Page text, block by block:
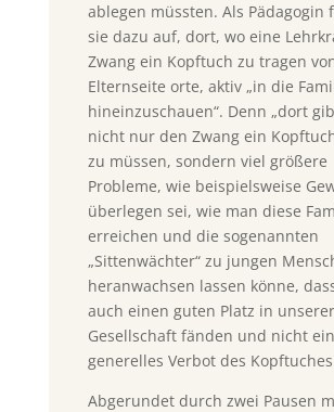
ablegen müssten. Als Pädagogin
sie dazu auf, dort, wo eine
Zwang ein Kopftuch zu tragen
Elternseite orte, aktiv „in die
hineinzuschauen“. Denn „dort
nicht nur den Zwang ein
zu müssen, sondern viel größere
Probleme, wie beispielsweise
überlegen sei, wie man diese
erreichen und die sogenannten
„Sittenwächter“ zu jungen
heranwachsen lassen könne,
auch einen guten Platz in unserer
Gesellschaft fänden und nicht ein
generelles Verbot des
Abgerundet durch zwei Pausen